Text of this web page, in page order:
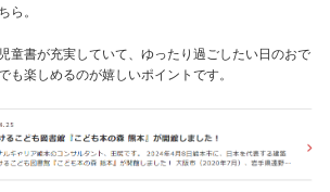
ら。
童書が充実していて、ゆったり過ごしたい日のおで
も楽しめるのが嬉しいポイントです。